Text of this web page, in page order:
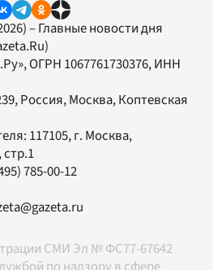
– Главные новости дня
, ОГРН 1067761730376, ИНН
Россия, Москва, Коптевская
117105, г. Москва,
785-00-12
СМИ Эл № ФС77-67642